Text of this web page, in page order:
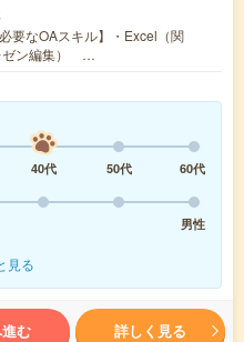
なOAスキル】・Excel（関
ゼン編集） …
40代 50代
60代
男性
見る
む 詳しく見る